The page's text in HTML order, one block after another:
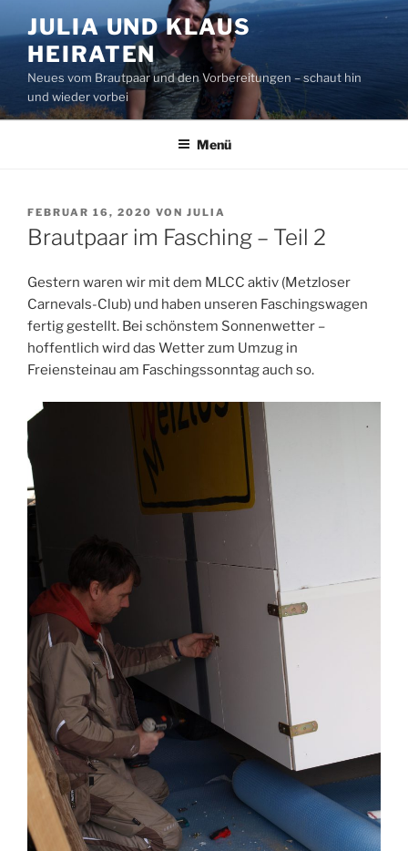
Inhalt
springen
JULIA UND KLAUS
HEIRATEN
Neues vom Brautpaar und den Vorbereitungen – schaut hin
und wieder vorbei
Menü
VERÖFFENTLICHT
AM
FEBRUAR 16, 2020 VON JULIA
Brautpaar im Fasching – Teil 2
Gestern waren wir mit dem MLCC aktiv (Metzloser
Carnevals-Club) und haben unseren Faschingswagen
fertig gestellt. Bei schönstem Sonnenwetter –
hoffentlich wird das Wetter zum Umzug in
Freiensteinau am Faschingssonntag auch so.